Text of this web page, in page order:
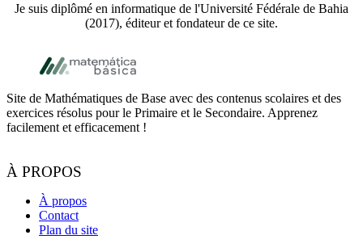
Je suis diplômé en informatique de l'Université Fédérale de Bahia
(2017), éditeur et fondateur de ce site.
Footer
Site de Mathématiques de Base avec des contenus scolaires et des
exercices résolus pour le Primaire et le Secondaire. Apprenez
facilement et efficacement !
À PROPOS
À propos
Contact
Plan du site